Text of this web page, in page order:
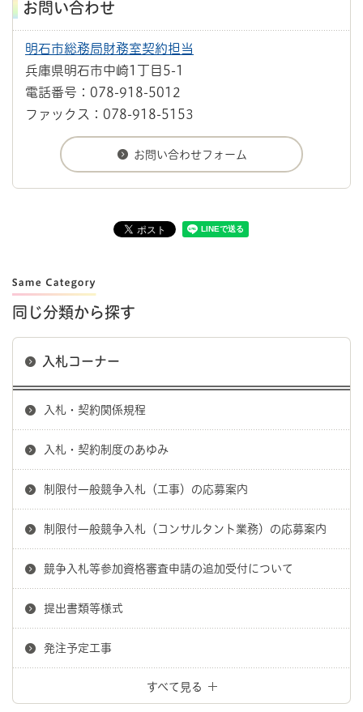
お問い合わせ
明石市総務局財務室契約担当
兵庫県明石市中崎1丁目5-1
電話番号：078-918-5012
ファックス：078-918-5153
同じ分類から探す
入札コーナー
入札・契約関係規程
入札・契約制度のあゆみ
制限付一般競争入札（工事）の応募案内
制限付一般競争入札（コンサルタント業務）の応募案内
競争入札等参加資格審査申請の追加受付について
提出書類等様式
発注予定工事
すべて見る